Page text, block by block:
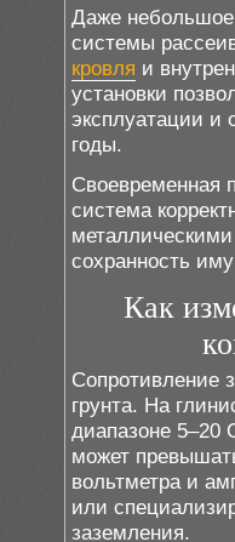
Даже небольшое
системы
кровля и
установки
эксплуатации и
годы.
Своевременная
система
сохранность
Как
Сопротивление
грунта. На
диапазоне 5–20
может
вольтметра и
или
заземления.